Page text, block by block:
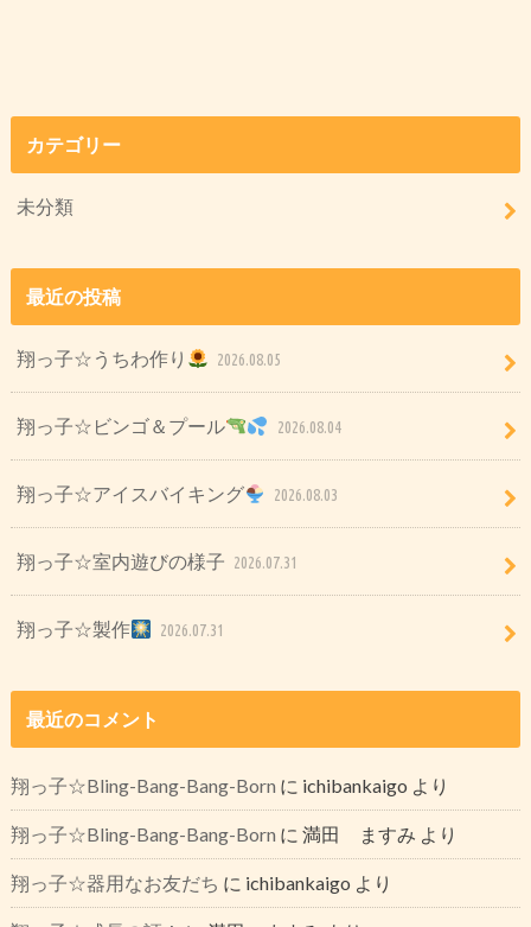
カテゴリー
未分類
最近の投稿
翔っ子☆うちわ作り 2026.08.05
翔っ子☆ビンゴ＆プール 2026.08.04
翔っ子☆アイスバイキング 2026.08.03
翔っ子☆室内遊びの様子 2026.07.31
翔っ子☆製作 2026.07.31
最近のコメント
翔っ子☆Bling-Bang-Bang-Born に ichibankaigo より
翔っ子☆Bling-Bang-Bang-Born に 満田 ますみ より
翔っ子☆器用なお友だち に ichibankaigo より